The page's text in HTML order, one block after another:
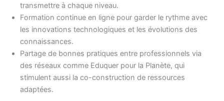
transmettre à chaque niveau.
Formation continue en ligne pour garder le rythme avec
les innovations technologiques et les évolutions des
connaissances.
Partage de bonnes pratiques entre professionnels via
des réseaux comme Eduquer pour la Planète, qui
stimulent aussi la co-construction de ressources
adaptées.